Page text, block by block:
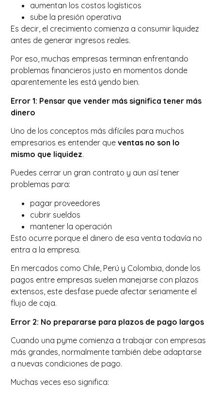
aumentan los costos logísticos
sube la presión operativa
Es decir, el crecimiento comienza a consumir liquidez
antes de generar ingresos reales.
Por eso, muchas empresas terminan enfrentando
problemas financieros justo en momentos donde
aparentemente les está yendo bien.
Error 1: Pensar que vender más significa tener más
dinero
Uno de los conceptos más difíciles para muchos
empresarios es entender queventas no son lo
mismo que liquidez.
Puedes cerrar un gran contrato y aun así tener
problemas para:
pagar proveedores
cubrir sueldos
mantener la operación
Esto ocurre porque el dinero de esa venta todavía no
entra a la empresa.
En mercados como Chile, Perú y Colombia, donde los
pagos entre empresas suelen manejarse con plazos
extensos, este desfase puede afectar seriamente el
flujo de caja.
Error 2: No prepararse para plazos de pago largos
Cuando una pyme comienza a trabajar con empresas
más grandes, normalmente también debe adaptarse
a nuevas condiciones de pago.
Muchas veces eso significa: